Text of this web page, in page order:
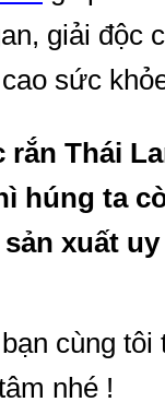
giải độc
sức
rắn Thái
húng ta
xuất
cùng tôi
nhé !